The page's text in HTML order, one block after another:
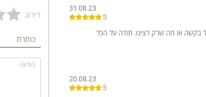
31.08.23
5
בקשה או מה שרק רצינו. תודה על הכל
20.08.23
5
דירוג
כותרת
הודעה